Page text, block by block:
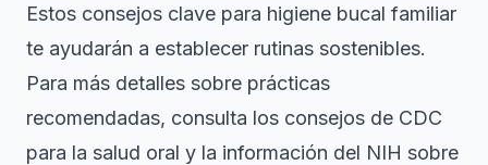
Estos consejos clave para higiene bucal familiar
te ayudarán a establecer rutinas sostenibles.
Para más detalles sobre prácticas
recomendadas, consulta los consejos de CDC
para la salud oral y la información del NIH sobre